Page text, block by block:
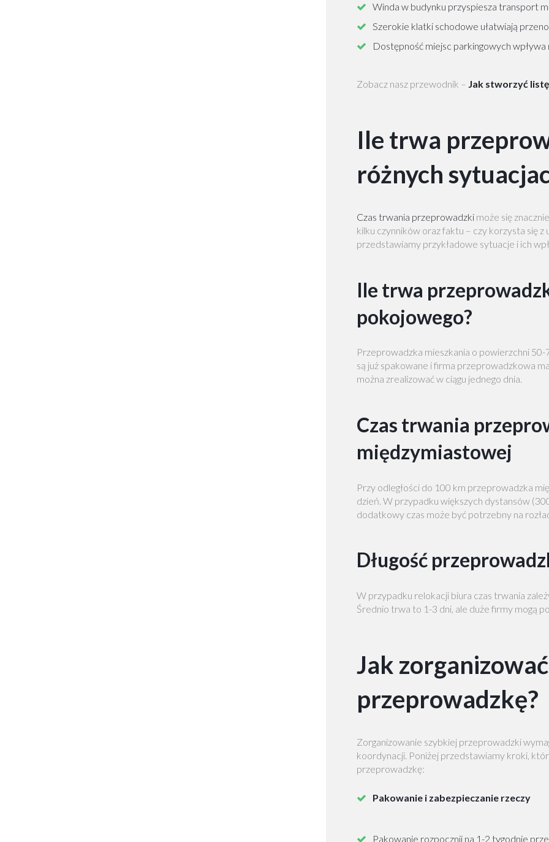
Winda w budynku przyspiesza transport
Szerokie klatki schodowe ułatwiają
Dostępność miejsc parkingowych wpływa
Zobacz nasz przewodnik – Jak stworzyć
Ile trwa
różnych
Czas trwania przeprowadzkimoże się
kilku czynników oraz faktu – czy korzysta się
przedstawiamy przykładowe sytuacje i ich
Ile trwa
pokojowego?
Przeprowadzka mieszkania o powierzchni
są już spakowane i firma przeprowadzkowa
można zrealizować w ciągu jednego dnia.
Czas trwania
międzymiastowej
Przy odległości do 100 km przeprowadzka
dzień. W przypadku większych dystansów
dodatkowy czas może być potrzebny na
Długość
W przypadku relokacji biura czas trwania
Średnio trwa to 1-3 dni, ale duże firmy mogą
Jak
przeprowadzkę?
Zorganizowanie szybkiej przeprowadzki
koordynacji. Poniżej przedstawiamy kroki,
przeprowadzkę:
Pakowanie i zabezpieczanie rzeczy
Pakowanie rozpocznij na 1-2 tygodnie